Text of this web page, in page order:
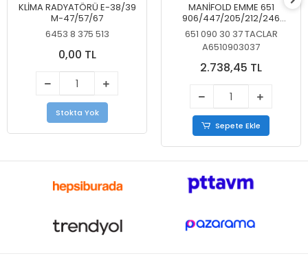
KLİMA RADYATÖRÜ E-38/39
M-47/57/67
6453 8 375 513
0,00 TL
Stokta Yok
MANİFOLD EMME 651
906/447/205/212/246
KELEBEKSİZ
651 090 30 37 TACLAR
A6510903037
2.738,45 TL
Sepete Ekle